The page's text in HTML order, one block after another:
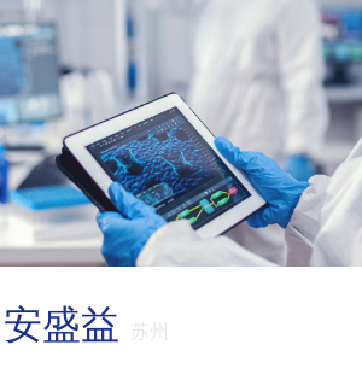
安盛益 苏州